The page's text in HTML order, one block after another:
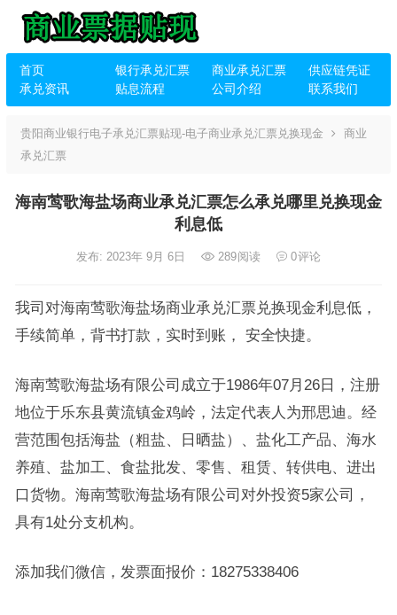
首页 银行承兑汇票 商业承兑汇票
供应链凭证
承兑资讯
贴息流程 公司介绍 联系我们
贵阳商业银行电子承兑汇票贴现-电子商业承兑汇票兑换现金
商业
承兑汇票
海南莺歌海盐场商业承兑汇票怎么承兑哪里兑换现金
利息低
发布: 2023年 9月 6日 289阅读 0评论
我司对海南莺歌海盐场商业承兑汇票兑换现金利息低，
手续简单，背书打款，实时到账， 安全快捷。
海南莺歌海盐场有限公司成立于1986年07月26日，注册
地位于乐东县黄流镇金鸡岭，法定代表人为邢思迪。经
营范围包括海盐（粗盐、日晒盐）、盐化工产品、海水
养殖、盐加工、食盐批发、零售、租赁、转供电、进出
口货物。海南莺歌海盐场有限公司对外投资5家公司，
具有1处分支机构。
添加我们微信，发票面报价：18275338406